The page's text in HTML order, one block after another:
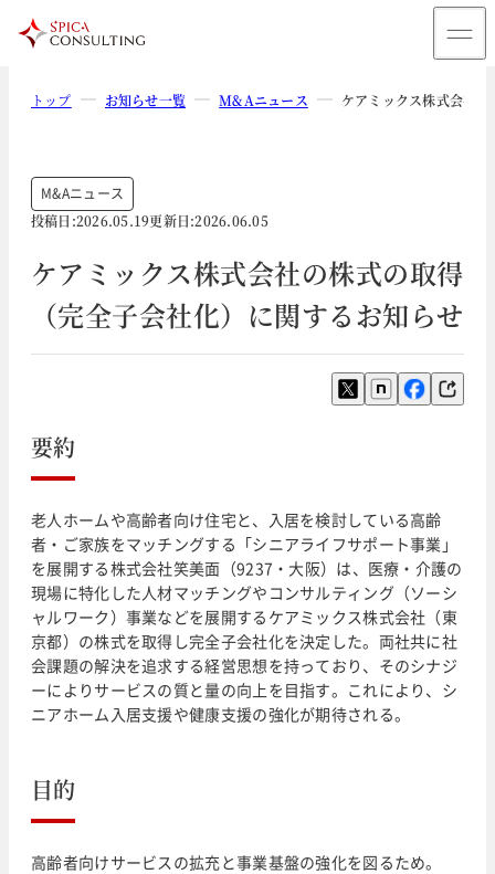
トップ お知らせ一覧 M&Aニュース ケアミックス株式会社
M&Aニュース
投稿日:2026.05.19更新日:2026.06.05
ケアミックス株式会社の株式の取得
（完全子会社化）に関するお知らせ
要約
老人ホームや高齢者向け住宅と、入居を検討している高齢
者・ご家族をマッチングする「シニアライフサポート事業」
を展開する株式会社笑美面（9237・大阪）は、医療・介護の
現場に特化した人材マッチングやコンサルティング（ソーシ
ャルワーク）事業などを展開するケアミックス株式会社（東
京都）の株式を取得し完全子会社化を決定した。両社共に社
会課題の解決を追求する経営思想を持っており、そのシナジ
ーによりサービスの質と量の向上を目指す。これにより、シ
ニアホーム入居支援や健康支援の強化が期待される。
目的
高齢者向けサービスの拡充と事業基盤の強化を図るため。